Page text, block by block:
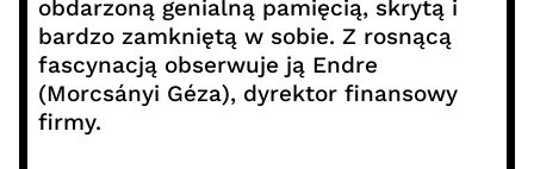
obdarzoną genialną pamięcią, skrytą i
bardzo zamkniętą w sobie. Z rosnącą
fascynacją obserwuje ją Endre
(Morcsányi Géza), dyrektor finansowy
firmy.